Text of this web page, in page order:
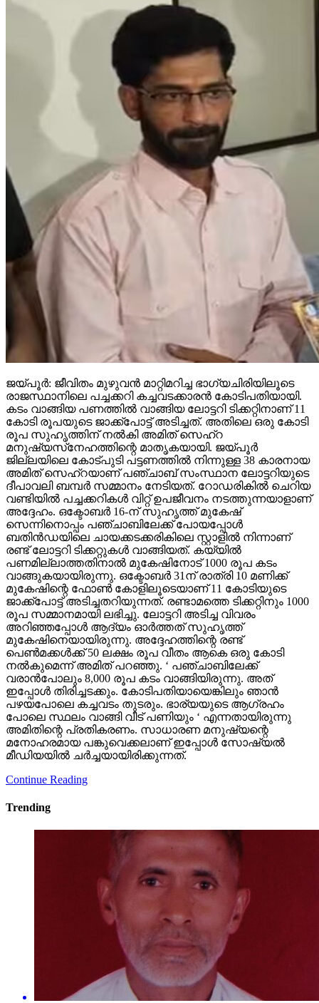
ജയ്പൂര്‍: ജീവിതം മുഴുവന്‍ മാറ്റിമറിച്ച ഭാഗ്യചിരിയിലൂടെ
രാജസ്ഥാനിലെ പച്ചക്കറി കച്ചവടക്കാരന്‍ കോടിപതിയായി.
കടം വാങ്ങിയ പണത്തില്‍ വാങ്ങിയ ലോട്ടറി ടിക്കറ്റിനാണ് 11
കോടി രൂപയുടെ ജാക്ക്‌പോട്ട് അടിച്ചത്. അതിലെ ഒരു കോടി
രൂപ സുഹൃത്തിന് നല്‍കി അമിത് സെഹ്‌റ
മനുഷ്യസ്‌നേഹത്തിന്റെ മാതൃകയായി. ജയ്പൂര്‍
ജില്ലയിലെ കോട്പുടി പട്ടണത്തില്‍ നിന്നുള്ള 38 കാരനായ
അമിത് സെഹ്‌റയാണ് പഞ്ചാബ് സംസ്ഥാന ലോട്ടറിയുടെ
ദീപാവലി ബമ്പര്‍ സമ്മാനം നേടിയത്. റോഡരികില്‍ ചെറിയ
വണ്ടിയില്‍ പച്ചക്കറികള്‍ വിറ്റ് ഉപജീവനം നടത്തുന്നയാളാണ്
അദ്ദേഹം. ഒക്ടോബര്‍ 16-ന് സുഹൃത്ത് മുകേഷ്
സെന്നിനൊപ്പം പഞ്ചാബിലേക്ക് പോയപ്പോള്‍
ബതിന്‍ഡയിലെ ചായക്കടക്കരികിലെ സ്റ്റാളില്‍ നിന്നാണ്
രണ്ട് ലോട്ടറി ടിക്കറ്റുകള്‍ വാങ്ങിയത്. കയ്യില്‍
പണമില്ലാത്തതിനാല്‍ മുകേഷിനോട് 1000 രൂപ കടം
വാങ്ങുകയായിരുന്നു. ഒക്ടോബര്‍ 31ന് രാത്രി 10 മണിക്ക്
മുകേഷിന്റെ ഫോണ്‍ കോളിലൂടെയാണ് 11 കോടിയുടെ
ജാക്ക്‌പോട്ട് അടിച്ചതറിയുന്നത്. രണ്ടാമത്തെ ടിക്കറ്റിനും 1000
രൂപ സമ്മാനമായി ലഭിച്ചു. ലോട്ടറി അടിച്ച വിവരം
അറിഞ്ഞപ്പോള്‍ ആദ്യം ഓര്‍ത്തത് സുഹൃത്ത്
മുകേഷിനെയായിരുന്നു. അദ്ദേഹത്തിന്റെ രണ്ട്
പെണ്‍മക്കള്‍ക്ക് 50 ലക്ഷം രൂപ വീതം ആകെ ഒരു കോടി
നല്‍കുമെന്ന് അമിത് പറഞ്ഞു. ‘ പഞ്ചാബിലേക്ക്
വരാന്‍പോലും 8,000 രൂപ കടം വാങ്ങിയിരുന്നു. അത്
ഇപ്പോള്‍ തിരിച്ചടക്കും. കോടിപതിയായെങ്കിലും ഞാന്‍
പഴയപോലെ കച്ചവടം തുടരും. ഭാര്യയുടെ ആഗ്രഹം
പോലെ സ്ഥലം വാങ്ങി വീട് പണിയും ‘ എന്നതായിരുന്നു
അമിതിന്റെ പ്രതികരണം. സാധാരണ മനുഷ്യന്റെ
മനോഹരമായ പങ്കുവെക്കലാണ് ഇപ്പോള്‍ സോഷ്യല്‍
മീഡിയയില്‍ ചര്‍ച്ചയായിരിക്കുന്നത്.
Continue Reading
Trending